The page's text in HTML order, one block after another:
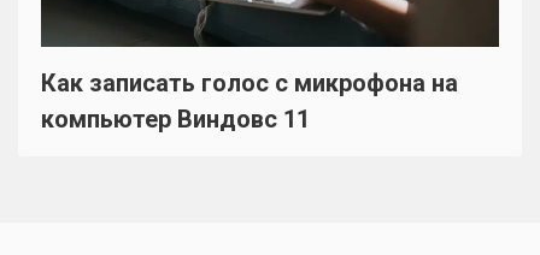
Как записать голос с микрофона на
компьютер Виндовс 11